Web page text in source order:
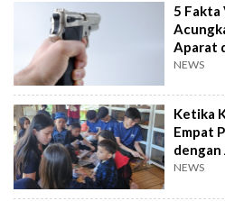
5 Fakta
Aparat
NEWS
Ketika
Empat
dengan
NEWS